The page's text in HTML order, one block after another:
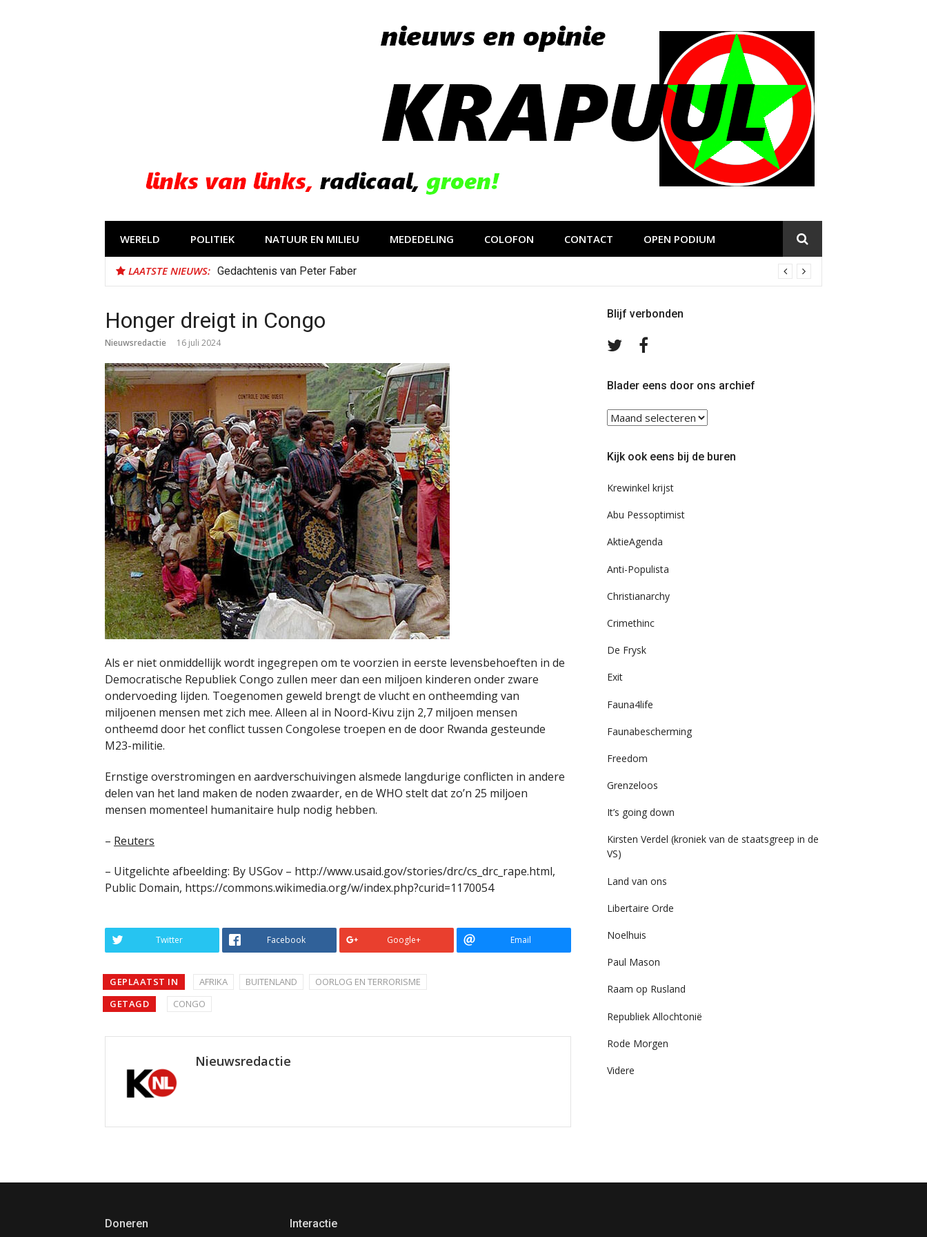
WERELD POLITIEK NATUUR EN MILIEU MEDEDELING COLOFON CONTACT OPEN PODIUM
LAATSTE NIEUWS: Gedachtenis van Peter Faber
Honger dreigt in Congo
Nieuwsredactie 16 juli 2024
Als er niet onmiddellijk wordt ingegrepen om te voorzien in eerste levensbehoeften in de
Democratische Republiek Congo zullen meer dan een miljoen kinderen onder zware
ondervoeding lijden. Toegenomen geweld brengt de vlucht en ontheemding van
miljoenen mensen met zich mee. Alleen al in Noord-Kivu zijn 2,7 miljoen mensen
ontheemd door het conflict tussen Congolese troepen en de door Rwanda gesteunde
M23-militie.
Ernstige overstromingen en aardverschuivingen alsmede langdurige conflicten in andere
delen van het land maken de noden zwaarder, en de WHO stelt dat zo’n 25 miljoen
mensen momenteel humanitaire hulp nodig hebben.
– Reuters
– Uitgelichte afbeelding: By USGov – http://www.usaid.gov/stories/drc/cs_drc_rape.html,
Public Domain, https://commons.wikimedia.org/w/index.php?curid=1170054
Twitter Facebook Google+ Email
GEPLAATST IN AFRIKA BUITENLAND
OORLOG EN TERRORISME
GETAGD
CONGO
Nieuwsredactie
Blijf verbonden
Volg
TwitterFacebook
Blader eens door ons archief
Blader
eens
ons
Kijk ook eens bij de buren
Krewinkel krijst
Abu Pessoptimist
AktieAgenda
Anti-Populista
Christianarchy
Crimethinc
De Frysk
Exit
Fauna4life
Faunabescherming
Freedom
Grenzeloos
It’s going down
Kirsten Verdel (kroniek van de staatsgreep in de
VS)
Land van ons
Libertaire Orde
Noelhuis
Paul Mason
Raam op Rusland
Republiek Allochtonië
Rode Morgen
Videre
Doneren Interactie